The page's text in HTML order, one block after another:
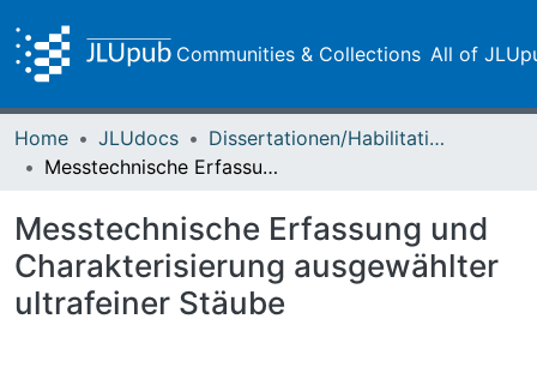
Communities & Collections All of
Home JLUdocs
Dissertationen/Habilitationen
Messtechnische Erfassung und Charakterisierung ausgewählter ultrafeiner Stäube
Messtechnische Erfassung und
Charakterisierung ausgewählter
ultrafeiner Stäube